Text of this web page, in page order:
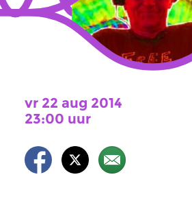
vr 22 aug 2014
23:00 uur